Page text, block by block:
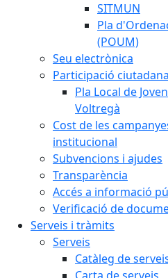
SITMUN
Pla
(POUM)
Seu electrònica
Participació ciutadana
Pla Local de
Voltregà
Cost de les
institucional
Subvencions i ajudes
Transparència
Accés a informació
Verificació de
Serveis i tràmits
Serveis
Catàleg de